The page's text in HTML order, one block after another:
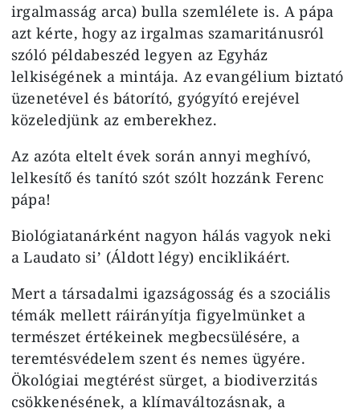
irgalmasság arca) bulla szemlélete is. A pápa
azt kérte, hogy az irgalmas szamaritánusról
szóló példabeszéd legyen az Egyház
lelkiségének a mintája. Az evangélium biztató
üzenetével és bátorító, gyógyító erejével
közeledjünk az emberekhez.
Az azóta eltelt évek során annyi meghívó,
lelkesítő és tanító szót szólt hozzánk Ferenc
pápa!
Biológiatanárként nagyon hálás vagyok neki
a Laudato si’ (Áldott légy) enciklikáért.
Mert a társadalmi igazságosság és a szociális
témák mellett ráirányítja figyelmünket a
természet értékeinek megbecsülésére, a
teremtésvédelem szent és nemes ügyére.
Ökológiai megtérést sürget, a biodiverzitás
csökkenésének, a klímaváltozásnak, a